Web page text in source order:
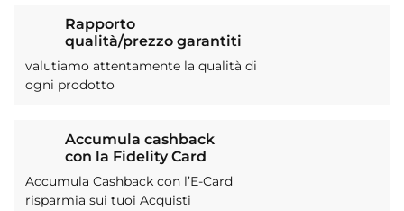
Rapporto
qualità/prezzo garantiti
valutiamo attentamente la qualità di
ogni prodotto
Accumula cashback
con la Fidelity Card
Accumula Cashback con l’E-Card
risparmia sui tuoi Acquisti